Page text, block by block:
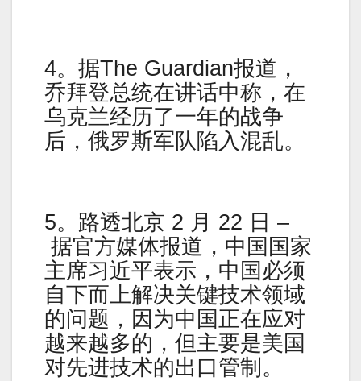
4。据The Guardian报道，
乔拜登总统在讲话中称，在
乌克兰经历了一年的战争
后，俄罗斯军队陷入混乱。
5。路透北京 2 月 22 日 –
据官方媒体报道，中国国家
主席习近平表示，中国必须
自下而上解决关键技术领域
的问题，因为中国正在应对
越来越多的，但主要是美国
对先进技术的出口管制。